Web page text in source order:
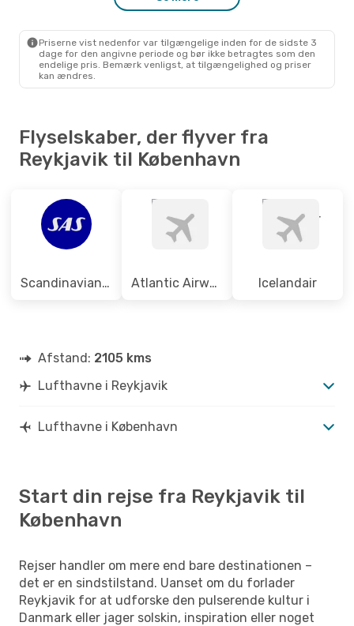
Norwegian Air Sweden
Priserne vist nedenfor var tilgængelige inden for de sidste 3
dage for den angivne periode og bør ikke betragtes som den
endelige pris. Bemærk venligst, at tilgængelighed og priser
kan ændres.
Flyselskaber, der flyver fra
Reykjavik til København
Scandinavian Airlines Atlantic Airways Icelandair
Afstand: 2105 kms
Lufthavne i Reykjavik
Lufthavne i København
Start din rejse fra Reykjavik til
København
Rejser handler om mere end bare destinationen –
det er en sindstilstand. Uanset om du forlader
Reykjavik for at udforske den pulserende kultur i
Danmark eller jager solskin, inspiration eller noget